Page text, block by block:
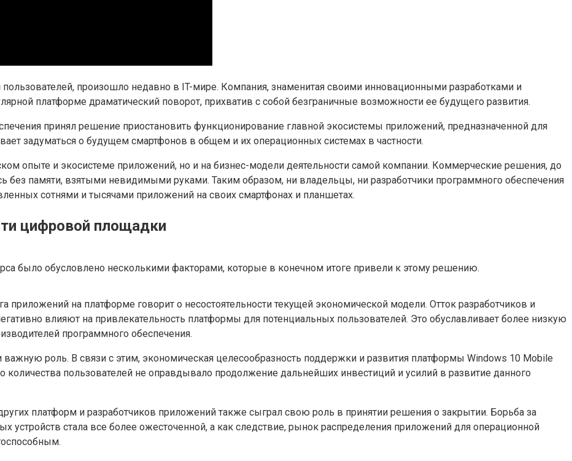
произошло недавно в IT-мире. Компания, знаменитая своими инновационными разработками и
платформе драматический поворот, прихватив с собой безграничные возможности ее будущего развития.
принял решение приостановить функционирование главной экосистемы приложений, предназначенной для
задуматься о будущем смартфонов в общем и их операционных системах в частности.
опыте и экосистеме приложений, но и на бизнес-модели деятельности самой компании. Коммерческие решения, до
без памяти, взятыми невидимыми руками. Таким образом, ни владельцы, ни разработчики программного обеспечения
сотнями и тысячами приложений на своих смартфонах и планшетах.
цифровой площадки
было обусловлено несколькими факторами, которые в конечном итоге привели к этому решению.
на платформе говорит о несостоятельности текущей экономической модели. Отток разработчиков и
влияют на привлекательность платформы для потенциальных пользователей. Это обуславливает более низкую
программного обеспечения.
роль. В связи с этим, экономическая целесообразность поддержки и развития платформы Windows 10 Mobile
количества пользователей не оправдывало продолжение дальнейших инвестиций и усилий в развитие данного
платформ и разработчиков приложений также сыграл свою роль в принятии решения о закрытии. Борьба за
стала все более ожесточенной, а как следствие, рынок распределения приложений для операционной